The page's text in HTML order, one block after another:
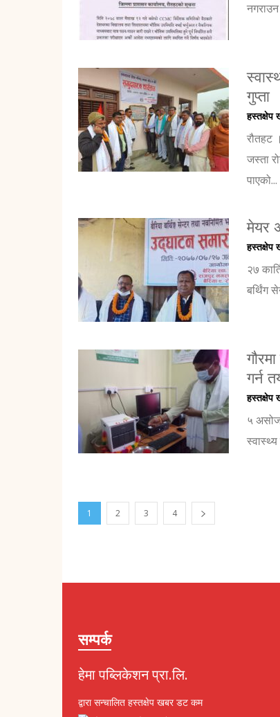
गुप्ता
हस्तक्षेप
रौतहट
जस्ता
पाएको...
मेयर
हस्तक्षेप
२७
बर्थिंग
गर्न
हस्तक्षेप
५
1 2 3 4
सम्पर्क
हेमा पब्लिकेशन प्रा.लि.
द्वारा सन्चालित हस्तक्षेप खबर डट कम